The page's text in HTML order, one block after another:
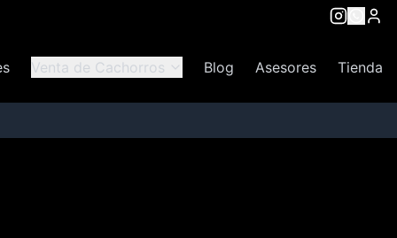
Venta de Cachorros Blog Asesores Tienda